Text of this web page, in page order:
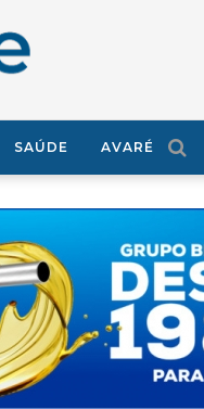
SAÚDE AVARÉ